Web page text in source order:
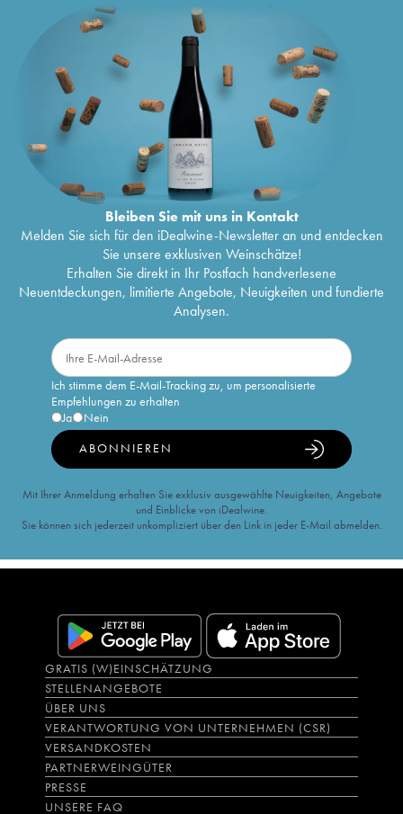
Bleiben Sie mit uns in Kontakt
Melden Sie sich für den iDealwine-Newsletter an und entdecken
Sie unsere exklusiven Weinschätze!
Erhalten Sie direkt in Ihr Postfach handverlesene
Neuentdeckungen, limitierte Angebote, Neuigkeiten und fundierte
Analysen.
Ich stimme dem E-Mail-Tracking zu, um personalisierte
Empfehlungen zu erhalten
Ja
Nein
ABONNIEREN
Mit Ihrer Anmeldung erhalten Sie exklusiv ausgewählte Neuigkeiten, Angebote
und Einblicke von iDealwine.
Sie können sich jederzeit unkompliziert über den Link in jeder E-Mail abmelden.
GRATIS (W)EINSCHÄTZUNG
STELLENANGEBOTE
ÜBER UNS
VERANTWORTUNG VON UNTERNEHMEN (CSR)
VERSANDKOSTEN
PARTNERWEINGÜTER
PRESSE
UNSERE FAQ